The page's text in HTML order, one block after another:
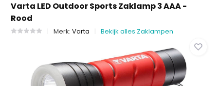
Varta LED Outdoor Sports Zaklamp 3 AAA -
Rood
Merk:Varta Bekijk alles Zaklampen